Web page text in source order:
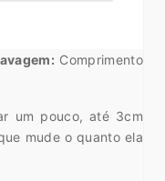
Comprimento
um pouco, até 3cm
mude o quanto ela